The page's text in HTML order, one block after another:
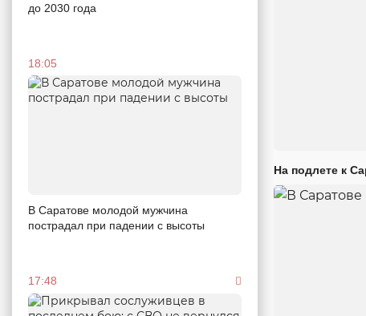
до 2030 года
18:05
В Саратове молодой мужчина
пострадал при падении с высоты
17:48
На подлете к